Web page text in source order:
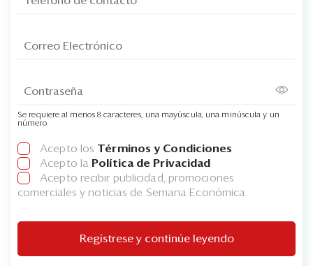
Se requiere al menos 8 caracteres, una mayúscula, una minúscula y un
número
Acepto los Términos y Condiciones
Acepto la Política de Privacidad
Acepto recibir publicidad, promociones
comerciales y noticias de Semana Económica
Regístrese y continúe leyendo